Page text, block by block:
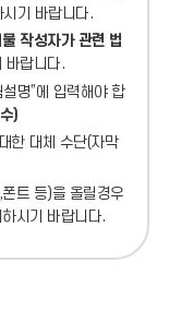
시기 바랍니다.
작성자가 관련 법
바랍니다.
명”에 입력해야 합
)
한 대체 수단(자막
트 등)을 올릴경우
시기 바랍니다.